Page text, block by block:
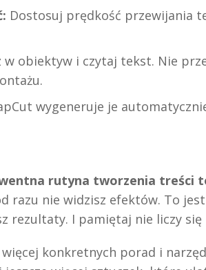
Dostosuj prędkość przewijania
w obiektyw i czytaj tekst. Nie
wygeneruje je
rutyna tworzenia treści
razu nie widzisz efektów. To
rezultaty. I pamiętaj nie liczy się
konkretnych porad i